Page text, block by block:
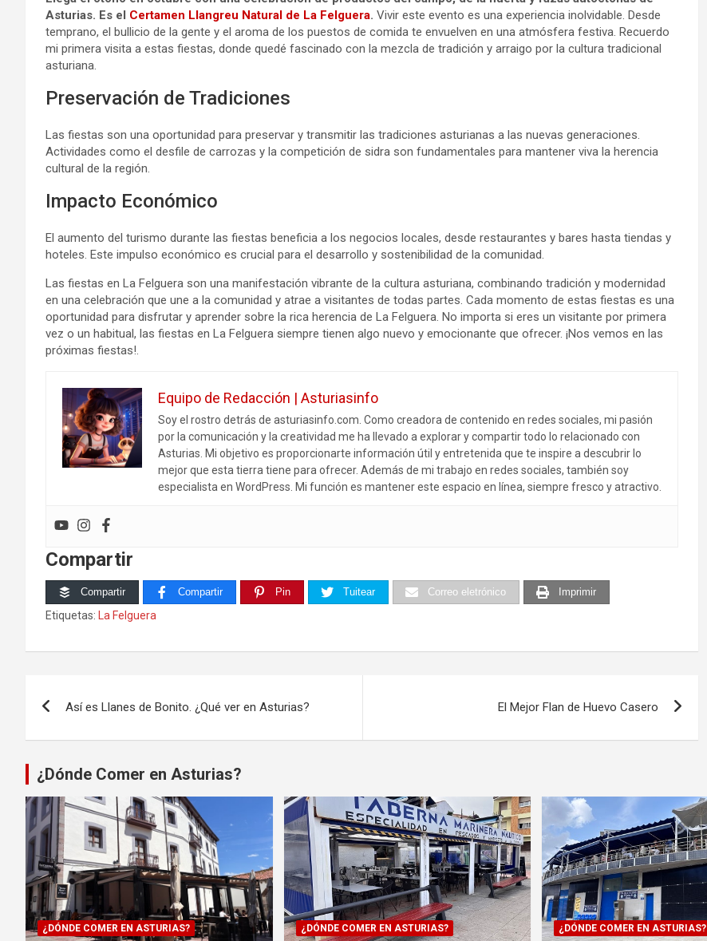
Asturias. Es el Certamen Llangreu Natural de La Felguera. Vivir este evento es una experiencia inolvidable. Desde
temprano, el bullicio de la gente y el aroma de los puestos de comida te envuelven en una atmósfera festiva. Recuerdo
mi primera visita a estas fiestas, donde quedé fascinado con la mezcla de tradición y arraigo por la cultura tradicional
asturiana.
Preservación de Tradiciones
Las fiestas son una oportunidad para preservar y transmitir las tradiciones asturianas a las nuevas generaciones.
Actividades como el desfile de carrozas y la competición de sidra son fundamentales para mantener viva la herencia
cultural de la región.
Impacto Económico
El aumento del turismo durante las fiestas beneficia a los negocios locales, desde restaurantes y bares hasta tiendas y
hoteles. Este impulso económico es crucial para el desarrollo y sostenibilidad de la comunidad.
Las fiestas en La Felguera son una manifestación vibrante de la cultura asturiana, combinando tradición y modernidad
en una celebración que une a la comunidad y atrae a visitantes de todas partes. Cada momento de estas fiestas es una
oportunidad para disfrutar y aprender sobre la rica herencia de La Felguera. No importa si eres un visitante por primera
vez o un habitual, las fiestas en La Felguera siempre tienen algo nuevo y emocionante que ofrecer. ¡Nos vemos en las
próximas fiestas!.
Equipo de Redacción | Asturiasinfo
Soy el rostro detrás de asturiasinfo.com. Como creadora de contenido en redes sociales, mi pasión
por la comunicación y la creatividad me ha llevado a explorar y compartir todo lo relacionado con
Asturias. Mi objetivo es proporcionarte información útil y entretenida que te inspire a descubrir lo
mejor que esta tierra tiene para ofrecer. Además de mi trabajo en redes sociales, también soy
especialista en WordPress. Mi función es mantener este espacio en línea, siempre fresco y atractivo.
Compartir
Compartir Compartir Pin Tuitear Correo eletrónico Imprimir
Etiquetas: La Felguera
Así es Llanes de Bonito. ¿Qué ver en Asturias? El Mejor Flan de Huevo Casero
¿Dónde Comer en Asturias?
¿DÓNDE COMER EN ASTURIAS? ¿DÓNDE COMER EN ASTURIAS? ¿DÓNDE COMER EN ASTURIAS?